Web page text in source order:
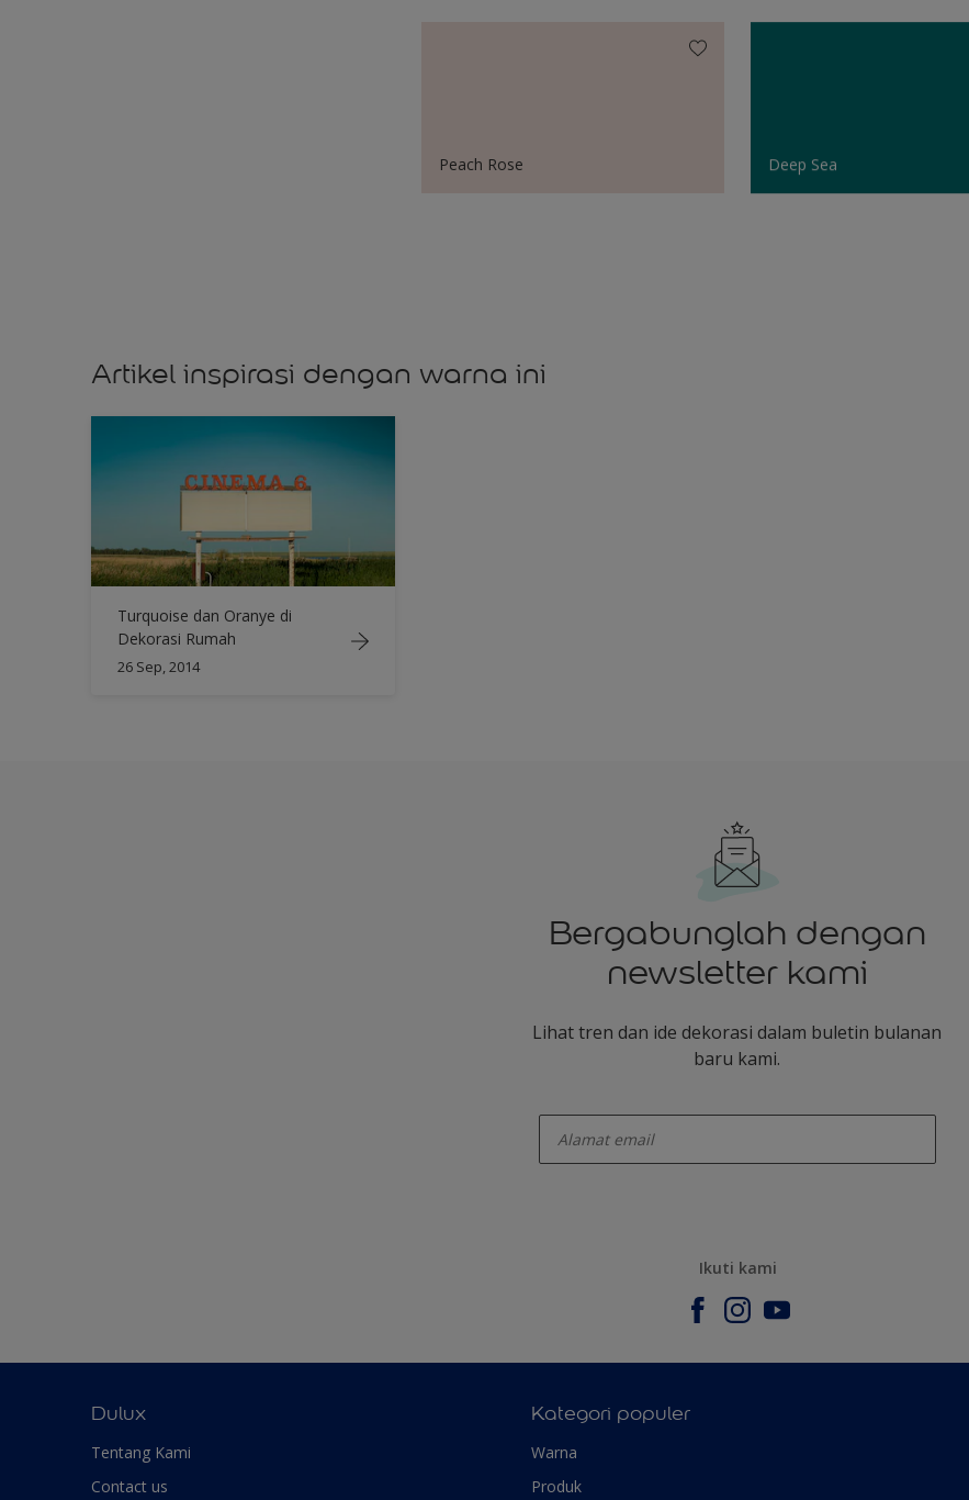
Peach Rose Deep Sea
Artikel inspirasi dengan warna ini
Turquoise dan Oranye di
Dekorasi Rumah
26 Sep, 2014
Bergabunglah dengan
newsletter kami
Lihat tren dan ide dekorasi dalam buletin bulanan
baru kami.
Ikuti kami
Dulux
Tentang Kami
Contact us
Kategori populer
Warna
Produk